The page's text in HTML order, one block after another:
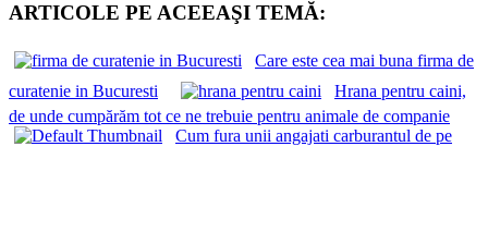
ARTICOLE PE ACEEAŞI TEMĂ:
Care este cea mai buna firma de
curatenie in Bucuresti
Hrana pentru caini,
de unde cumpărăm tot ce ne trebuie pentru animale de companie
Cum fura unii angajati carburantul de pe